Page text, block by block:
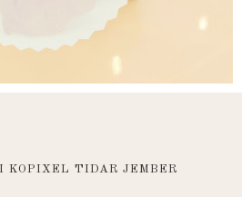
KOPIXEL TIDAR JEMBER